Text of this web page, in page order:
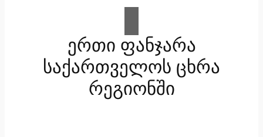
ერთი ფანჯარა
საქართველოს ცხრა
რეგიონში